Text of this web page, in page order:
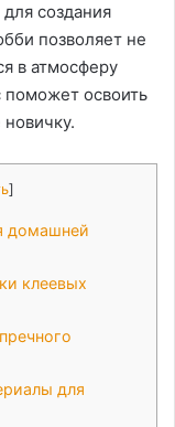
создания
позволяет не
в атмосферу
освоить
]
домашней
клеевых
для